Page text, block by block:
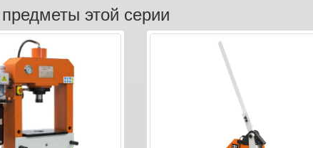
этой серии